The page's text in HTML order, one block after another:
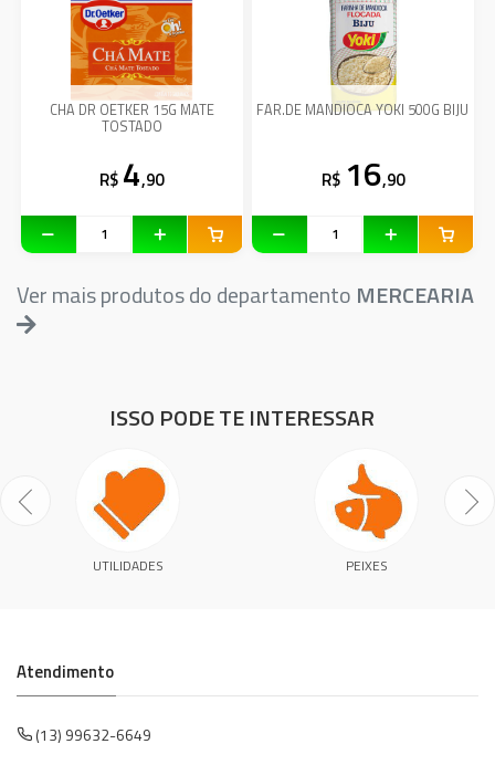
CHA DR OETKER 15G MATE
TOSTADO
R$ 4,90
FAR.DE MANDIOCA YOKI 500G BIJU
R$ 16,90
Ver mais produtos do departamento MERCEARIA
ISSO PODE TE INTERESSAR
UTILIDADES PEIXES
Atendimento
(13) 99632-6649